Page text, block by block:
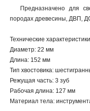
Предназначено для
породах древесины, ДВП,
Технические
Диаметр: 22 мм
Длина: 152 мм
Тип хвостовика:
Режущая часть: 3 зуб
Рабочая длина: 127 мм
Материал тела: